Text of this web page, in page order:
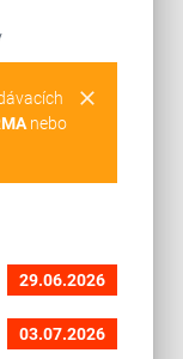
clear
nebo
29.06.2026
03.07.2026